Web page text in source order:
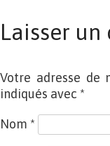
Laisser
Votre adresse de
indiqués avec *
Nom *